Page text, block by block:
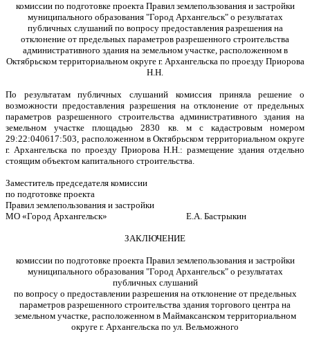
комиссии по подготовке проекта Правил землепользования и застройки
муниципального образования "Город Архангельск" о результатах
публичных слушаний по вопросу предоставления разрешения на
отклонение от предельных параметров разрешенного строительства
административного здания на земельном участке, расположенном в
Октябрьском территориальном округе г. Архангельска по проезду Приорова
Н.Н.
По результатам публичных слушаний комиссия приняла решение о
возможности предоставления разрешения на отклонение от предельных
параметров разрешенного строительства административного здания на
земельном участке площадью 2830 кв. м с кадастровым номером
29:22:040617:503, расположенном в Октябрьском территориальном округе
г. Архангельска по проезду Приорова Н.Н.: размещение здания отдельно
стоящим объектом капитального строительства.
Заместитель председателя комиссии
по подготовке проекта
Правил землепользования и застройки
МО «Город Архангельск» Е.А. Бастрыкин
ЗАКЛЮЧЕНИЕ
комиссии по подготовке проекта Правил землепользования и застройки
муниципального образования "Город Архангельск" о результатах
публичных слушаний
по вопросу о предоставлении разрешения на отклонение от предельных
параметров разрешенного строительства здания торгового центра на
земельном участке, расположенном в Маймаксанском территориальном
округе г. Архангельска по ул. Вельможного